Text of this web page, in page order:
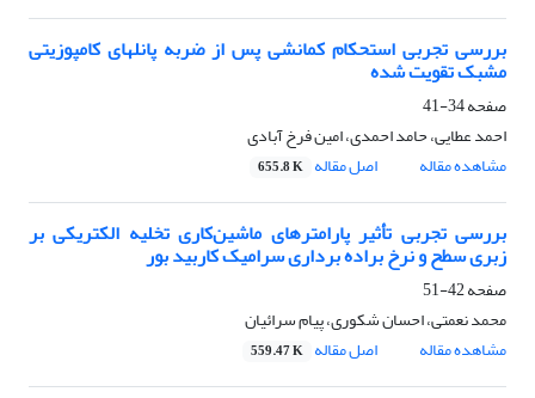
بررسی تجربی استحکام کمانشی پس از ضربه پانلهای کامپوزیتی
مشبک تقویت شده
صفحه34-41
احمد عطایی، حامد احمدی، امین فرخ آبادی
مشاهده مقاله
اصل مقاله 655.8 K
بررسی تجربی تأثیر پارامترهای ماشین‌کاری تخلیه الکتریکی بر
زبری سطح و نرخ براده برداری سرامیک کاربید بور
صفحه42-51
محمد نعمتی، احسان شکوری، پیام سرائیان
مشاهده مقاله
اصل مقاله 559.47 K